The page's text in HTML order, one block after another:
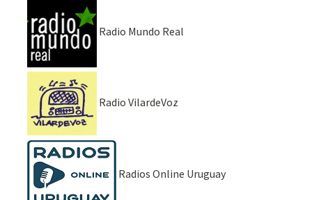
Radio Mundo Real
Radio VilardeVoz
Radios Online Uruguay